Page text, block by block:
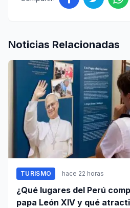
Noticias Relacionadas
TURISMO hace 22 horas
¿Qué lugares del Perú
papa León XIV y qué